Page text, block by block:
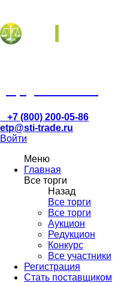
+7 (800) 200-05-86
etp@sti-trade.ru
Войти
Меню
Главная
Все торги
Назад
Все торги
Все торги
Аукцион
Редукцион
Конкурс
Все участники
Регистрация
Стать поставщиком